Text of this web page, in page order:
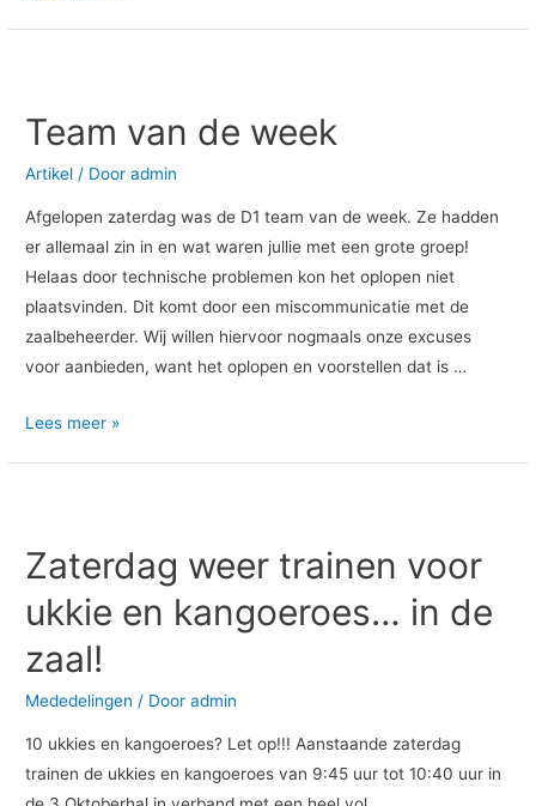
Team van de week
Artikel / Dooradmin
Afgelopen zaterdag was de D1 team van de week. Ze hadden
er allemaal zin in en wat waren jullie met een grote groep!
Helaas door technische problemen kon het oplopen niet
plaatsvinden. Dit komt door een miscommunicatie met de
zaalbeheerder. Wij willen hiervoor nogmaals onze excuses
voor aanbieden, want het oplopen en voorstellen dat is …
de
Lees meer »
Zaterdag weer trainen voor
ukkie en kangoeroes… in de
zaal!
Mededelingen / Dooradmin
10 ukkies en kangoeroes? Let op!!! Aanstaande zaterdag
trainen de ukkies en kangoeroes van 9:45 uur tot 10:40 uur in
trainen
ukkie
en
in
de
zaal!